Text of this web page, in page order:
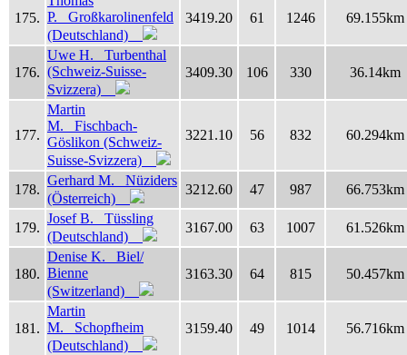
175. P. Großkarolinenfeld
(Deutschland)
3419.20 61 1246 69.155km
176.
Uwe H. Turbenthal
(Schweiz-Suisse-
Svizzera)
3409.30 106 330 36.14km
177.
Martin
M. Fischbach-
Göslikon (Schweiz-
Suisse-Svizzera)
3221.10 56 832 60.294km
178.
Gerhard M. Nüziders
(Österreich)
3212.60 47 987 66.753km
179.
Josef B. Tüssling
(Deutschland)
3167.00 63 1007 61.526km
180.
Denise K. Biel/
Bienne
(Switzerland)
3163.30 64 815 50.457km
181.
Martin
M. Schopfheim
(Deutschland)
3159.40 49 1014 56.716km